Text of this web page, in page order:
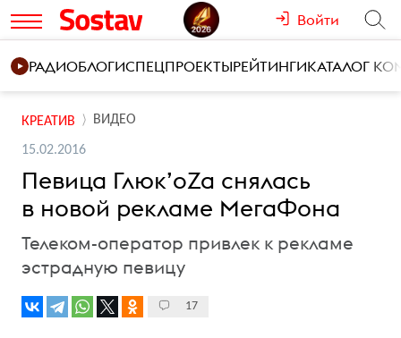
Войти
РАДИОБЛОГИСПЕЦПРОЕКТЫРЕЙТИНГИКАТАЛОГ
КРЕАТИВ ВИДЕО
15.02.2016
Певица Глюк’oZa снялась
в новой рекламе МегаФона
Телеком-оператор привлек к рекламе
эстрадную певицу
17